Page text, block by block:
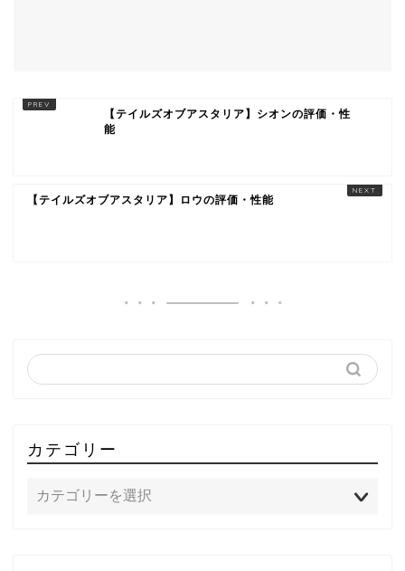
【テイルズオブアスタリア】シオンの評価・性
能
【テイルズオブアスタリア】ロウの評価・性能
カテゴリー